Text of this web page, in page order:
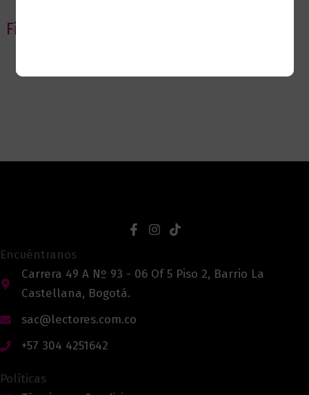
Filtrar por editorial
Encuéntranos
Carrera 49 A Nº 93 - 06 Of 5 Piso 2, Barrio La
Castellana, Bogotá.
sac@lectores.com.co
+57 304 4251642
Políticas